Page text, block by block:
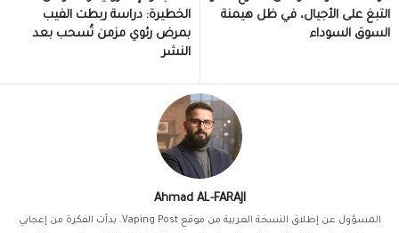
الخطيرة: دراسة ربطت الفيب
بمرض رئوي مزمن تُسحب بعد
النشر
التبغ على الأجيال، في ظل هيمنة
السوق السوداء
Ahmad AL-FARAJI
المسؤول عن إطلاق النسخة العربية من موقع Vaping Post. بدأت الفكرة من إعجابي